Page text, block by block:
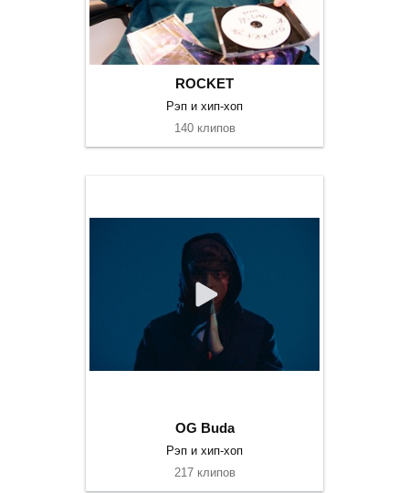
ROCKET
Рэп и хип-хоп
140 клипов
OG Buda
Рэп и хип-хоп
217 клипов